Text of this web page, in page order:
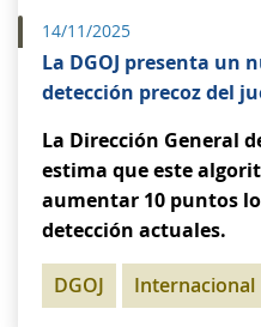
14/11/2025
La DGOJ presenta un
detección precoz del
La Dirección General
estima que este
aumentar 10 puntos
detección actuales.
DGOJ Internacional